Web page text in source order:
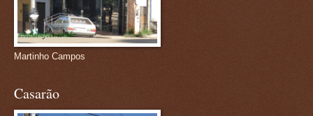
Martinho Campos
Casarão